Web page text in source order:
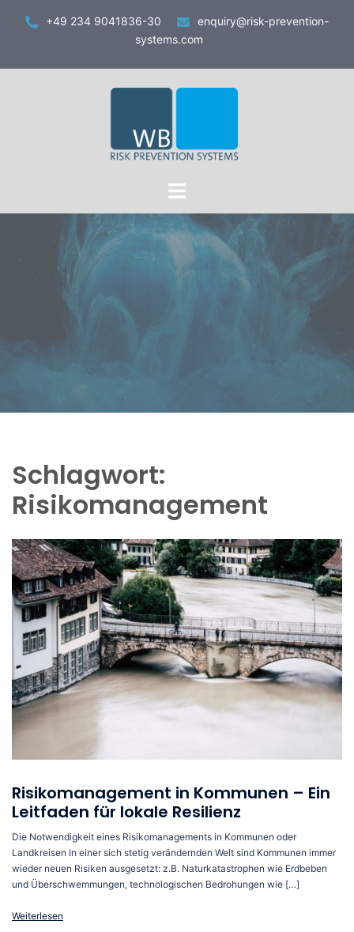
Inhalt
+49 234 9041836-30
enquiry@risk-prevention-
systems.com
Toggle
Schlagwort:
Risikomanagement
Risikomanagement in Kommunen – Ein
Leitfaden für lokale Resilienz
Die Notwendigkeit eines Risikomanagements in Kommunen oder
Landkreisen In einer sich stetig verändernden Welt sind Kommunen immer
wieder neuen Risiken ausgesetzt: z.B. Naturkatastrophen wie Erdbeben
und Überschwemmungen, technologischen Bedrohungen wie […]
Weiterlesen